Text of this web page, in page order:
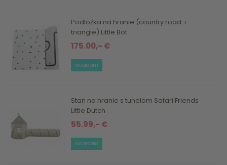
Podložka na hranie (country road +
triangle) Little Bot
175.00,- €
skladom
Stan na hranie s tunelom Safari Friends
Little Dutch
55.99,- €
skladom